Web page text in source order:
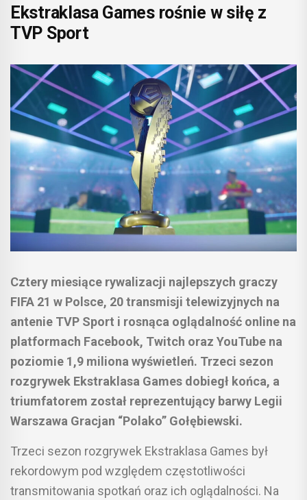
Ekstraklasa Games rośnie w siłę z
TVP Sport
Cztery miesiące rywalizacji najlepszych graczy
FIFA 21 w Polsce, 20 transmisji telewizyjnych na
antenie TVP Sport i rosnąca oglądalność online na
platformach Facebook, Twitch oraz YouTube na
poziomie 1,9 miliona wyświetleń. Trzeci sezon
rozgrywek Ekstraklasa Games dobiegł końca, a
triumfatorem został reprezentujący barwy Legii
Warszawa Gracjan “Polako” Gołębiewski.
Trzeci sezon rozgrywek Ekstraklasa Games był
rekordowym pod względem częstotliwości
transmitowania spotkań oraz ich oglądalności. Na